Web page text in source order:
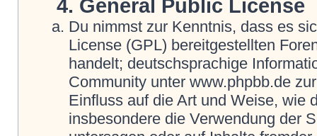
4. General Public License
Du nimmst zur Kenntnis, dass es
License (GPL) bereitgestellten
handelt; deutschsprachige
Community unter www.phpbb.de
Einfluss auf die Art und Weise, wie
insbesondere die Verwendung der